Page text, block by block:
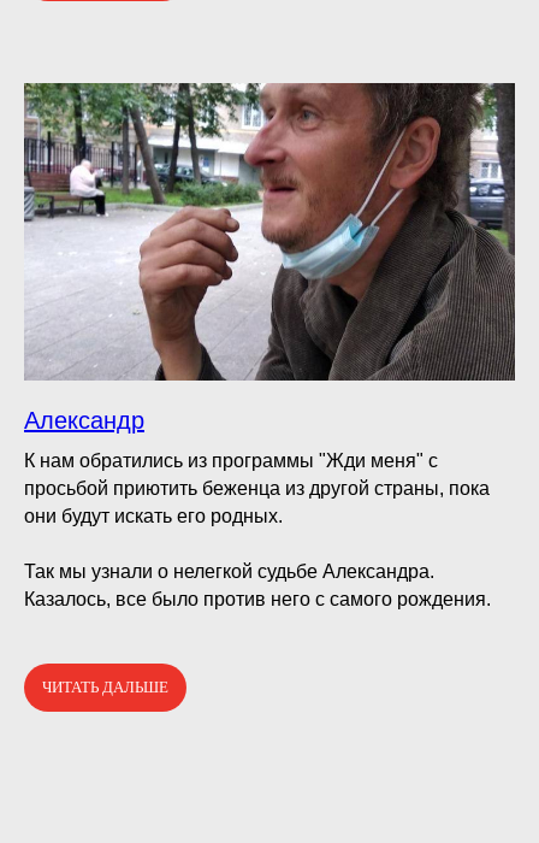
Александр
К нам обратились из программы "Жди меня" с
просьбой приютить беженца из другой страны, пока
они будут искать его родных.
Так мы узнали о нелегкой судьбе Александра.
Казалось, все было против него с самого рождения.
ЧИТАТЬ ДАЛЬШЕ